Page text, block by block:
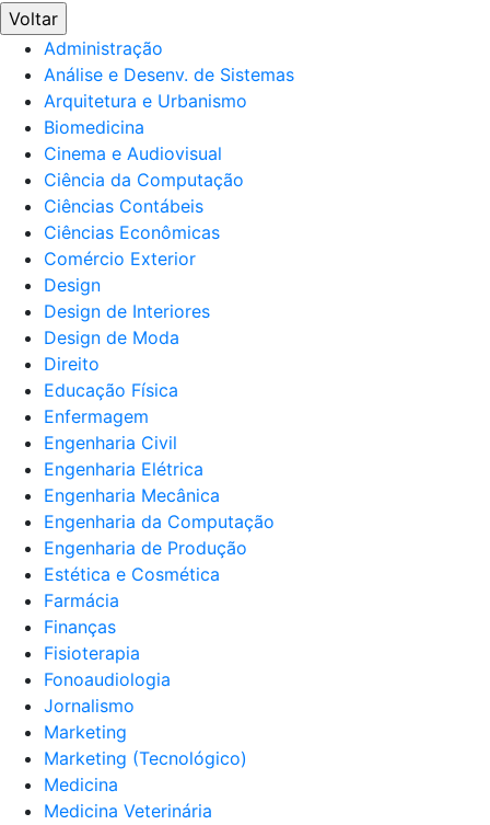
Voltar
Administração
Análise e Desenv. de Sistemas
Arquitetura e Urbanismo
Biomedicina
Cinema e Audiovisual
Ciência da Computação
Ciências Contábeis
Ciências Econômicas
Comércio Exterior
Design
Design de Interiores
Design de Moda
Direito
Educação Física
Enfermagem
Engenharia Civil
Engenharia Elétrica
Engenharia Mecânica
Engenharia da Computação
Engenharia de Produção
Estética e Cosmética
Farmácia
Finanças
Fisioterapia
Fonoaudiologia
Jornalismo
Marketing
Marketing (Tecnológico)
Medicina
Medicina Veterinária